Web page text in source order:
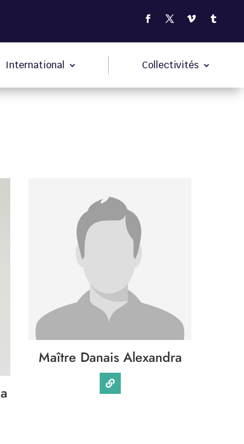
International Collectivités
Maître Danais Alexandra